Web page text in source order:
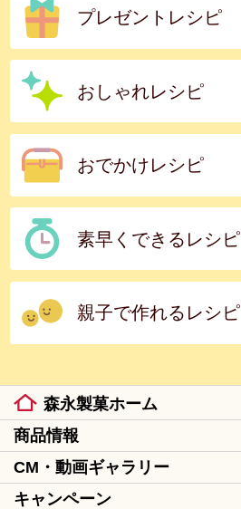
プレゼントレシピ
おしゃれレシピ
おでかけレシピ
素早くできるレシピ
親子で作れるレシピ
森永製菓ホーム
商品情報
CM・動画ギャラリー
キャンペーン